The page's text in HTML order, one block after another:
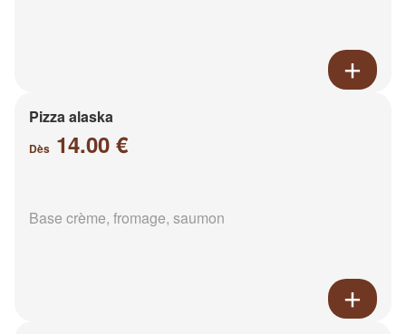
Pizza alaska
Dès 14.00 €
Base crème, fromage, saumon